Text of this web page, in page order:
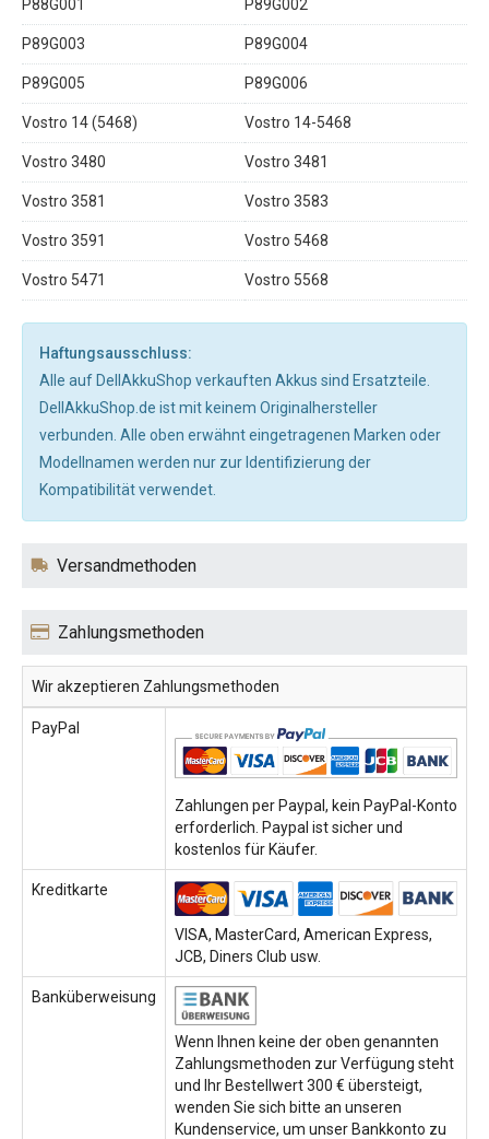
P88G001 P89G002
P89G003 P89G004
P89G005 P89G006
Vostro 14 (5468) Vostro 14-5468
Vostro 3480 Vostro 3481
Vostro 3581 Vostro 3583
Vostro 3591 Vostro 5468
Vostro 5471 Vostro 5568
Haftungsausschluss:
Alle auf DellAkkuShop verkauften Akkus sind Ersatzteile.
DellAkkuShop.de ist mit keinem Originalhersteller
verbunden. Alle oben erwähnt eingetragenen Marken oder
Modellnamen werden nur zur Identifizierung der
Kompatibilität verwendet.
Versandmethoden
Zahlungsmethoden
Wir akzeptieren Zahlungsmethoden
PayPal
Zahlungen per Paypal, kein PayPal-Konto
erforderlich. Paypal ist sicher und
kostenlos für Käufer.
Kreditkarte
VISA, MasterCard, American Express,
JCB, Diners Club usw.
Banküberweisung
Wenn Ihnen keine der oben genannten
Zahlungsmethoden zur Verfügung steht
und Ihr Bestellwert 300 € übersteigt,
wenden Sie sich bitte an unseren
Kundenservice, um unser Bankkonto zu